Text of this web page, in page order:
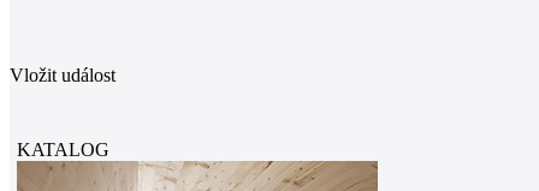
Vložit událost
KATALOG